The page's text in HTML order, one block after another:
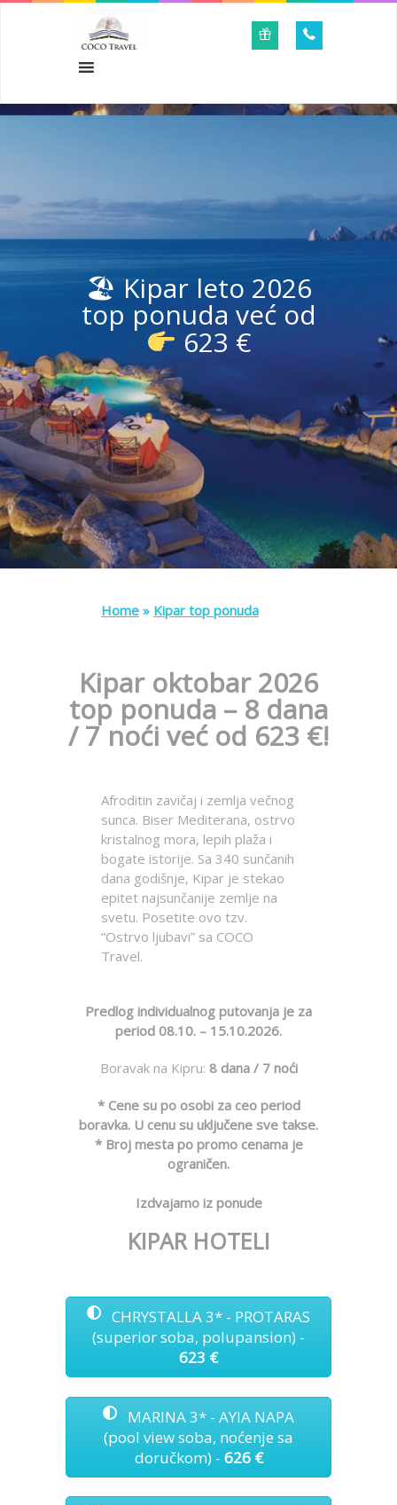
🏖 Kipar leto 2026
top ponuda već od
623 €
Home » Kipar top ponuda
Kipar oktobar 2026
top ponuda – 8 dana
/ 7 noći već od 623 €!
Afroditin zavičaj i zemlja večnog
sunca. Biser Mediterana, ostrvo
kristalnog mora, lepih plaža i
bogate istorije. Sa 340 sunčanih
dana godišnje, Kipar je stekao
epitet najsunčanije zemlje na
svetu. Posetite ovo tzv.
“Ostrvo ljubavi” sa COCO
Travel.
Predlog individualnog putovanja je za
period 08.10. – 15.10.2026.
Boravak na Kipru: 8 dana / 7 noći
* Cene su po osobi za ceo period
boravka. U cenu su uključene sve takse.
* Broj mesta po promo cenama je
ograničen.
Izdvajamo iz ponude
KIPAR HOTELI
CHRYSTALLA 3* - PROTARAS
(superior soba, polupansion) -
623 €
MARINA 3* - AYIA NAPA
(pool view soba, noćenje sa
doručkom) - 626 €